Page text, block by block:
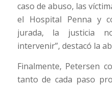
caso de abuso, las
el Hospital Penna y
jurada, la justicia
intervenir”, destacó la
Finalmente, Petersen
tanto de cada paso